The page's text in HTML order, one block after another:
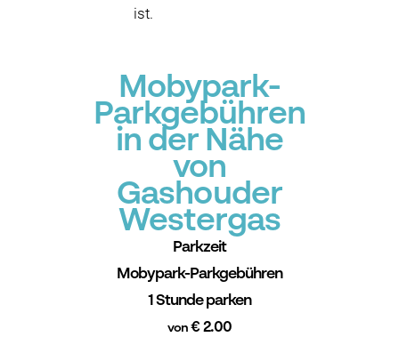
ist.
Mobypark-
Parkgebühren
in der Nähe
von
Gashouder
Westergas
Parkzeit
Mobypark-Parkgebühren
1 Stunde parken
von € 2.00